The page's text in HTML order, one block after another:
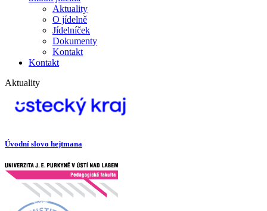
Aktuality
O jídelně
Jídelníček
Dokumenty
Kontakt
Kontakt
Aktuality
Úvodní slovo hejtmana